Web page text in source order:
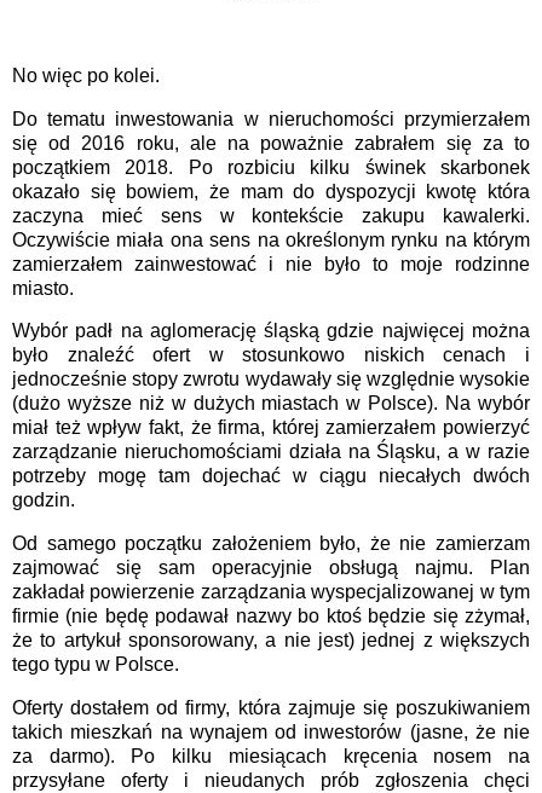
No więc po kolei.
Do tematu inwestowania w nieruchomości przymierzałem
się od 2016 roku, ale na poważnie zabrałem się za to
początkiem 2018. Po rozbiciu kilku świnek skarbonek
okazało się bowiem, że mam do dyspozycji kwotę która
zaczyna mieć sens w kontekście zakupu kawalerki.
Oczywiście miała ona sens na określonym rynku na którym
zamierzałem zainwestować i nie było to moje rodzinne
miasto.
Wybór padł na aglomerację śląską gdzie najwięcej można
było znaleźć ofert w stosunkowo niskich cenach i
jednocześnie stopy zwrotu wydawały się względnie wysokie
(dużo wyższe niż w dużych miastach w Polsce). Na wybór
miał też wpływ fakt, że firma, której zamierzałem powierzyć
zarządzanie nieruchomościami działa na Śląsku, a w razie
potrzeby mogę tam dojechać w ciągu niecałych dwóch
godzin.
Od samego początku założeniem było, że nie zamierzam
zajmować się sam operacyjnie obsługą najmu. Plan
zakładał powierzenie zarządzania wyspecjalizowanej w tym
firmie (nie będę podawał nazwy bo ktoś będzie się zżymał,
że to artykuł sponsorowany, a nie jest) jednej z większych
tego typu w Polsce.
Oferty dostałem od firmy, która zajmuje się poszukiwaniem
takich mieszkań na wynajem od inwestorów (jasne, że nie
za darmo). Po kilku miesiącach kręcenia nosem na
przysyłane oferty i nieudanych prób zgłoszenia chęci